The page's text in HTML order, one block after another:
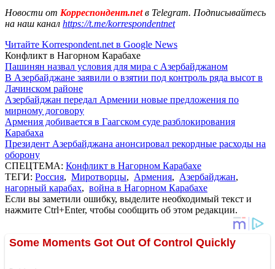
Новости от Корреспондент.netв Telegram. Подписывайтесь
на наш канал https://t.me/korrespondentnet
Читайте Korrespondent.net в Google News
Конфликт в Нагорном Карабахе
Пашинян назвал условия для мира с Азербайджаном
В Азербайджане заявили о взятии под контроль ряда высот в
Лачинском районе
Азербайджан передал Армении новые предложения по
мирному договору
Армения добивается в Гаагском суде разблокирования
Карабаха
Президент Азербайджана анонсировал рекордные расходы на
оборону
СПЕЦТЕМА: Конфликт в Нагорном Карабахе
ТЕГИ: Россия, Миротворцы, Армения, Азербайджан,
нагорный карабах, война в Нагорном Карабахе
Если вы заметили ошибку, выделите необходимый текст и
нажмите Ctrl+Enter, чтобы сообщить об этом редакции.